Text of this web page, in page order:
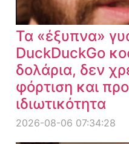
Τα «έξυπνα»
DuckDuckGo
δολάρια, δεν
φόρτιση και
ιδιωτικότητα
2026-08-06 07:34:28